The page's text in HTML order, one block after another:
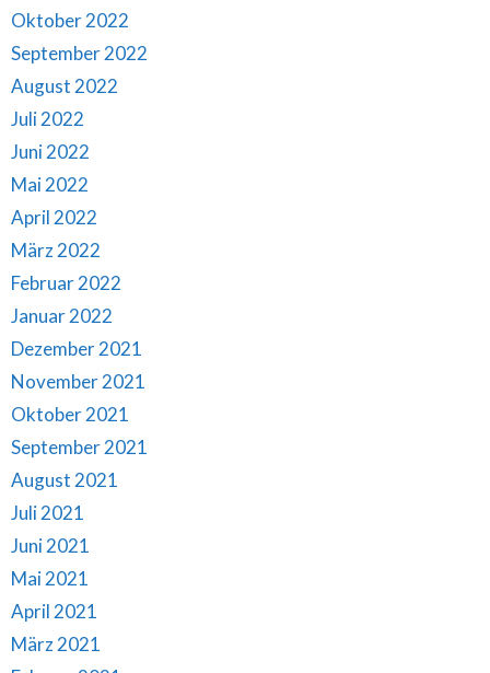
Oktober 2022
September 2022
August 2022
Juli 2022
Juni 2022
Mai 2022
April 2022
März 2022
Februar 2022
Januar 2022
Dezember 2021
November 2021
Oktober 2021
September 2021
August 2021
Juli 2021
Juni 2021
Mai 2021
April 2021
März 2021